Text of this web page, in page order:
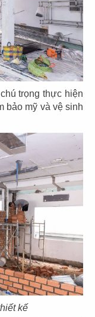
trọng thực hiện
bảo mỹ và vệ sinh
kế
Ngọc Thạch